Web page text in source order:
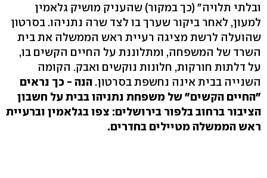
ובלתי תלויה" (כך במקור) שהעניק מושיק גלאמין
למעון, לאחר ביקור שערך בו לצד שרה נתניהו. בסרטון
שהועלה לרשת מציגה רעיית ראש הממשלה את בית
השרד של המשפחה, ומתלוננת על החיים הקשים בו,
על דלתות חורקות, חלונות נוקשים ואבק. הקומה
השנייה בבית אינה נחשפת בסרטון. הנה - כך נראים
"החיים הקשים" של משפחת נתניהו בבית על חשבון
הציבור ברחוב בלפור בירושלים: צפו בגלאמין וברעיית
ראש הממשלה מטיילים בחדרים.